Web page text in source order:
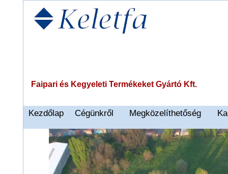
Faipari és Kegyeleti Termékeket Gyártó Kft.
Kezdőlap Cégünkről Megközelíthetőség